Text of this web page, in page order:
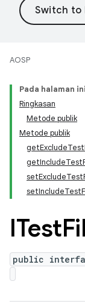
AOSP
Pada halaman ini
Ringkasan
Metode publik
Metode publik
ITest
public